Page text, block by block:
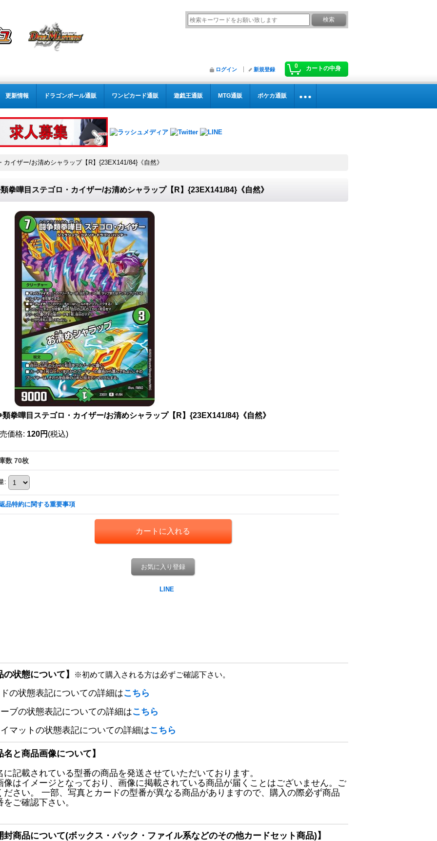
0 カートの中身
ログイン 新規登録
更新情報 ドラゴンボール通販 ワンピカード通販 遊戯王通販 MTG通販 ポケカ通販
イザー/お清めシャラップ【R】{23EX141/84}《自然》
拳嘩目ステゴロ・カイザー/お清めシャラップ【R】{23EX141/84}《自然》
類拳嘩目ステゴロ・カイザー/お清めシャラップ【R】{23EX141/84}《自然》
価格: 120円 (税込)
数 70枚
:
品特約に関する重要事項
お気に入り登録
の状態について】 ※初めて購入される方は必ずご確認下さい。
の状態表記についての詳細はこちら
ブの状態表記についての詳細はこちら
マットの状態表記についての詳細はこちら
名と商品画像について】
に記載されている型番の商品を発送させていただいております。
像はイメージとなっており、画像に掲載されている商品が届くことはございません。ご
ださい。 一部、写真とカードの型番が異なる商品がありますので、購入の際必ず商品
をご確認下さい。
封商品について(ボックス・パック・ファイル系などのその他カードセット商品)】